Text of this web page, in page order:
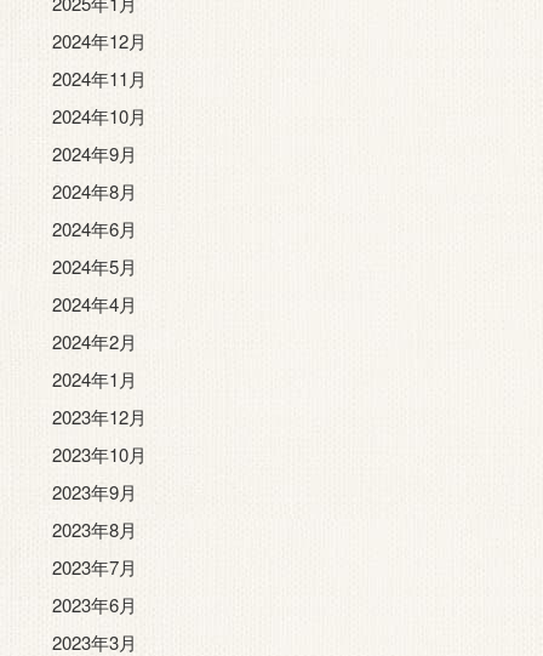
2024年12月
2024年11月
2024年10月
2024年9月
2024年8月
2024年6月
2024年5月
2024年4月
2024年2月
2024年1月
2023年12月
2023年10月
2023年9月
2023年8月
2023年7月
2023年6月
2023年3月